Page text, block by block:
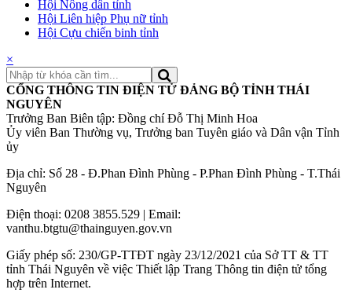
Hội Nông dân tỉnh
Hội Liên hiệp Phụ nữ tỉnh
Hội Cựu chiến binh tỉnh
×
CỔNG THÔNG TIN ĐIỆN TỬ ĐẢNG BỘ TỈNH THÁI
NGUYÊN
Trưởng Ban Biên tập: Đồng chí Đỗ Thị Minh Hoa
Ủy viên Ban Thường vụ, Trưởng ban Tuyên giáo và Dân vận Tỉnh
ủy
Địa chỉ: Số 28 - Đ.Phan Đình Phùng - P.Phan Đình Phùng - T.Thái
Nguyên
Điện thoại: 0208 3855.529 | Email:
vanthu.btgtu@thainguyen.gov.vn
Giấy phép số: 230/GP-TTĐT ngày 23/12/2021 của Sở TT & TT
tỉnh Thái Nguyên về việc Thiết lập Trang Thông tin điện tử tổng
hợp trên Internet.